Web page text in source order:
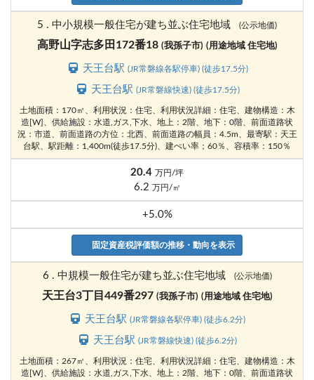
5 . 中小規模一般住宅が建ち並ぶ住宅地域 (公示地価)
高野山字志多田172番18 (我孫子市) (用途地域 住宅地)
天王台駅 (JR常磐線各駅停車) (徒歩17.5分)
天王台駅 (JR常磐線快速) (徒歩17.5分)
土地面積：170㎡、利用状況：住宅、利用状況詳細：住宅、建物構造：木
造[W]、供給施設：水道,ガス,下水、地上：2階、地下：0階、前面道路状
況：市道、前面道路の方位：北西、前面道路の幅員：4.5m、最寄駅：天王
台駅、駅距離：1,400m(徒歩17.5分)、建ぺい率；60％、容積率：150％
20.4 万円/坪
6.2 万円/㎡
+5.0%
固定資産税評価額の推移・動向を表示
6 . 中規模一般住宅が建ち並ぶ住宅地域 (公示地価)
天王台3丁目449番297 (我孫子市) (用途地域 住宅地)
天王台駅(JR常磐線各駅停車) (徒歩6.2分)
天王台駅(JR常磐線快速) (徒歩6.2分)
土地面積：267㎡、利用状況：住宅、利用状況詳細：住宅、建物構造：木
造[W]、供給施設：水道,ガス,下水、地上：2階、地下：0階、前面道路状